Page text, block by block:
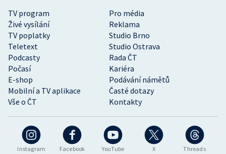
Instagram Facebook YouTube X Threads
TV program
Pro média
Živé vysílání
Reklama
TV poplatky
Studio Brno
Teletext
Studio Ostrava
Podcasty
Rada ČT
Počasí
Kariéra
E-shop
Podávání námětů
Mobilní a TV aplikace
Časté dotazy
Vše o ČT
Kontakty